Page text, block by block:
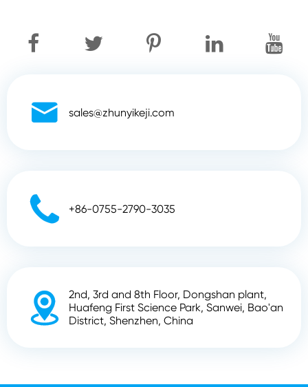
 sales@zhunyikeji.com
 +86-0755-2790-3035

2nd, 3rd and 8th Floor, Dongshan plant,
Huafeng First Science Park, Sanwei, Bao'an
District, Shenzhen, China